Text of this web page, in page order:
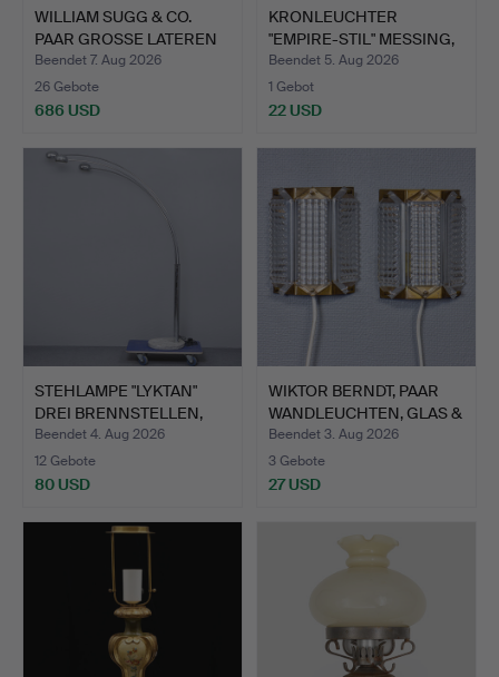
WILLIAM SUGG & CO.
PAAR GROSSE LATEREN
(84…
Beendet 7. Aug 2026
26 Gebote
686 USD
KRONLEUCHTER
"EMPIRE-STIL" MESSING,
PRISME…
Beendet 5. Aug 2026
1 Gebot
22 USD
STEHLAMPE "LYKTAN"
DREI BRENNSTELLEN,
CHRO…
Beendet 4. Aug 2026
12 Gebote
80 USD
WIKTOR BERNDT, PAAR
WANDLEUCHTEN, GLAS &
M…
Beendet 3. Aug 2026
3 Gebote
27 USD